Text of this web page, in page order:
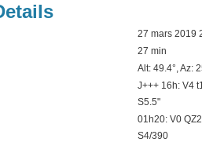
27 mars 2019
27 min
Alt: 49.4°, Az:
J+++ 16h: V4
S5.5"
01h20: V0
S4/390